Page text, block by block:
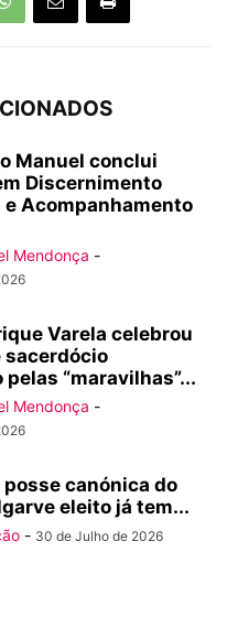
Manuel conclui
Discernimento
e Acompanhamento
Mendonça -
Varela celebrou
sacerdócio
“maravilhas”...
Mendonça -
posse canónica do
eleito já tem...
- 30 de Julho de 2026